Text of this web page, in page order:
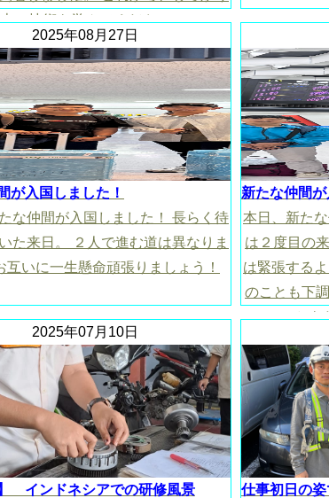
の技術を学んでください。
2025年08月27日
が入国しました！
な仲間が入国しました！ 長らく待
た来日。 ２人で進む道は異なりま
互いに一生懸命頑張りましょう！
新たな仲間が
本日、新た
は２度目の
は緊張する
のことも下
とも
2025年07月10日
】 インドネシアでの研修風景
仕事初日の姿